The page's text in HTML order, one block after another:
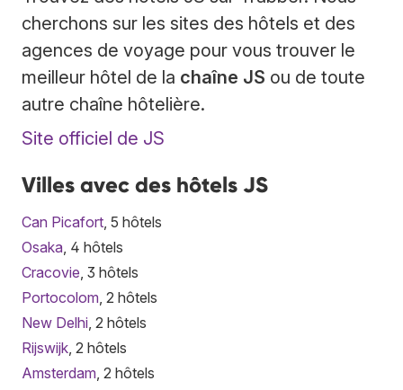
cherchons sur les sites des hôtels et des
agences de voyage pour vous trouver le
meilleur hôtel de la chaîne JS ou de toute
autre chaîne hôtelière.
Site officiel de JS
Villes avec des hôtels JS
Can Picafort , 5 hôtels
Osaka , 4 hôtels
Cracovie , 3 hôtels
Portocolom , 2 hôtels
New Delhi , 2 hôtels
Rijswijk , 2 hôtels
Amsterdam , 2 hôtels